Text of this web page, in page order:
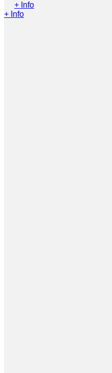
+ Info
+ Info